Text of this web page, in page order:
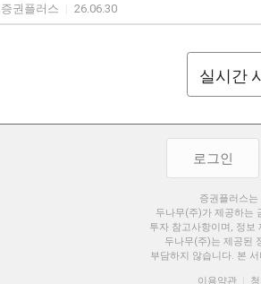
증권플러스 26.06.30
실시간
로그인
증권플러스
두나무(주)가 제공하는
투자 참고사항이며, 정보
두나무(주)는 제공된
부담하지 않습니다. 본
이용약관